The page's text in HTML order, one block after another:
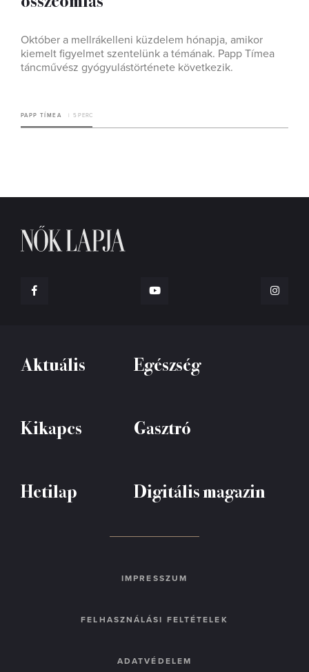
Október a mellrákelleni küzdelem hónapja, amikor
kiemelt figyelmet szentelünk a témának. Papp Tímea
táncművész gyógyulástörténete következik.
PAPP TÍMEA 5 PERC
Aktuális Egészség
Kikapcs Gasztró
Hetilap Digitális magazin
IMPRESSZUM
FELHASZNÁLÁSI FELTÉTELEK
ADATVÉDELEM